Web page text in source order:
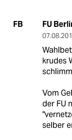
FB FU
krudes
Vom
der FU
selber